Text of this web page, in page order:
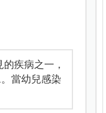
疾病之一，
當幼兒感染